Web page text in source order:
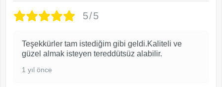
5/5
Teşekkürler tam istediğim gibi geldi.Kaliteli ve
güzel almak isteyen tereddütsüz alabilir.
1 yıl önce